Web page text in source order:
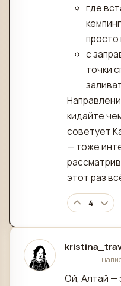
где
просто
с
точки
кидайте
советует
— тоже
этот раз
4
Ой, Алтай —